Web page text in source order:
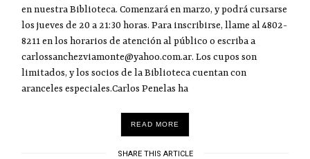
en nuestra Biblioteca. Comenzará en marzo, y podrá cursarse
los jueves de 20 a 21:30 horas. Para inscribirse, llame al 4802-
8211 en los horarios de atención al público o escriba a
carlossanchezviamonte@yahoo.com.ar. Los cupos son
limitados, y los socios de la Biblioteca cuentan con
aranceles especiales.Carlos Penelas ha
READ MORE
SHARE THIS ARTICLE